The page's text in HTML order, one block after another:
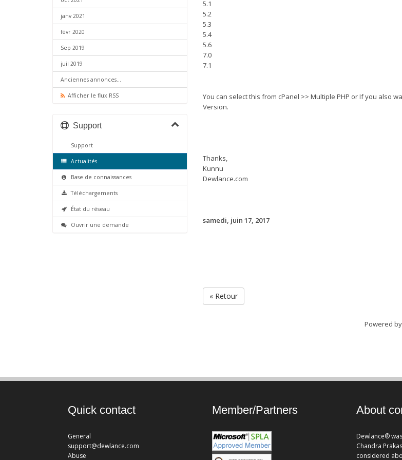
janv 2021
févr 2020
Sep 2019
juil 2019
Anciennes annonces...
Afficher le flux RSS
5.1
5.2
5.3
5.4
5.6
7.0
7.1
You can select this from cPanel >> Multiple PHP or If you also
Version.
Thanks,
Kunnu
Dewlance.com
samedi, juin 17, 2017
« Retour
Powered
Support
Support
Actualités
Base de connaissances
Téléchargements
État du réseau
Ouvrir une demande
Quick contact
General
support@dewlance.com
Abuse
Member/Partners About
Dewlance®
Chandra
considered